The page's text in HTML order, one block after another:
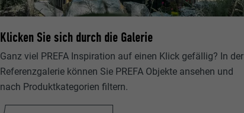
Klicken Sie sich durch die Galerie
Ganz viel PREFA Inspiration auf einen Klick gefällig? In der
Referenzgalerie können Sie PREFA Objekte ansehen und
nach Produktkategorien filtern.